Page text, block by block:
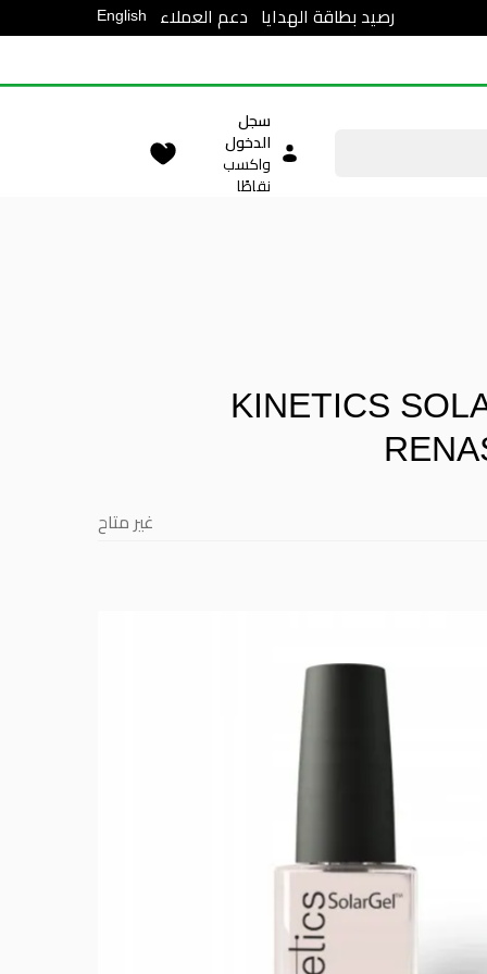
رصيد بطاقة الهدايا دعم العملاء English
سجل
الدخول
واكسب
نقاطًا
KINETICS
غير متاح